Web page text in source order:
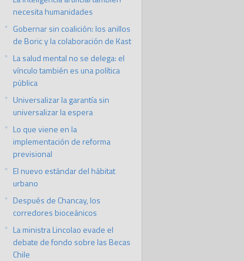
necesita humanidades
Gobernar sin coalición: los anillos
de Boric y la colaboración de Kast
La salud mental no se delega: el
vínculo también es una política
pública
Universalizar la garantía sin
universalizar la espera
Lo que viene en la
implementación de reforma
previsional
El nuevo estándar del hábitat
urbano
Después de Chancay, los
corredores bioceánicos
La ministra Lincolao evade el
debate de fondo sobre las Becas
Chile